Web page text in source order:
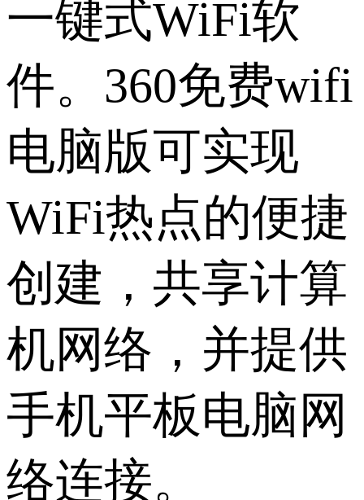
一键式WiFi软
件。360免费wifi
电脑版可实现
WiFi热点的便捷
创建，共享计算
机网络，并提供
手机平板电脑网
络连接。